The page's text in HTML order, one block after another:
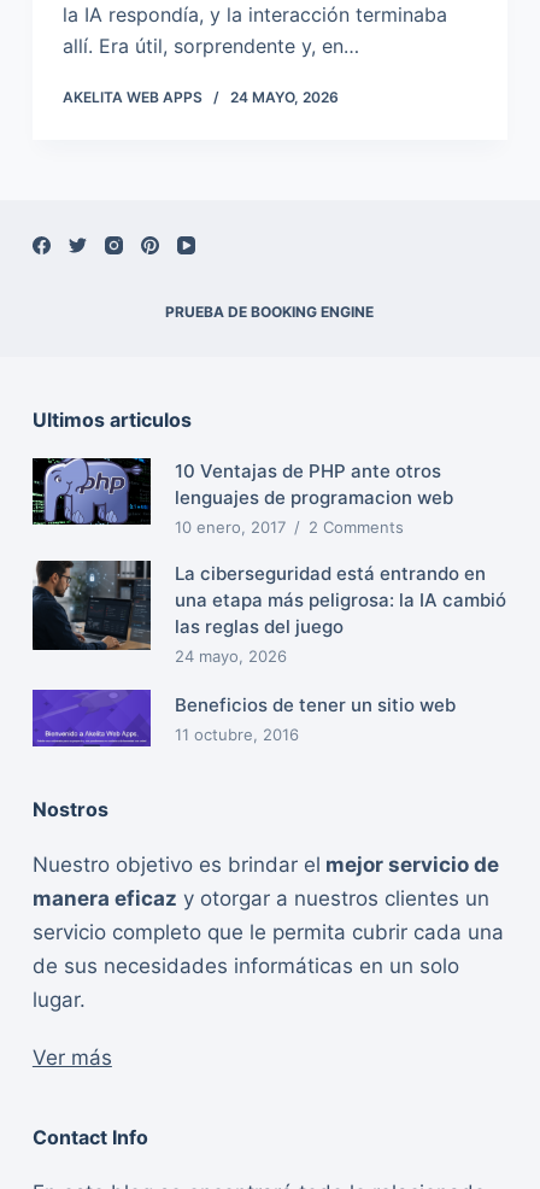
la IA respondía, y la interacción terminaba
allí. Era útil, sorprendente y, en…
AKELITA WEB APPS 24 MAYO, 2026
PRUEBA DE BOOKING ENGINE
Ultimos articulos
10 Ventajas de PHP ante otros
lenguajes de programacion web
10 enero, 2017 2 Comments
La ciberseguridad está entrando en
una etapa más peligrosa: la IA cambió
las reglas del juego
24 mayo, 2026
Beneficios de tener un sitio web
11 octubre, 2016
Nostros
Nuestro objetivo es brindar el mejor servicio de
manera eficaz y otorgar a nuestros clientes un
servicio completo que le permita cubrir cada una
de sus necesidades informáticas en un solo
lugar.
Ver más
Contact Info